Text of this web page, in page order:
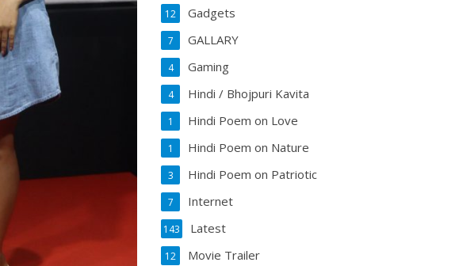
Gadgets
12
GALLARY
7
Gaming
4
Hindi / Bhojpuri Kavita
4
Hindi Poem on Love
1
Hindi Poem on Nature
1
Hindi Poem on Patriotic
3
Internet
7
Latest
143
Movie Trailer
12